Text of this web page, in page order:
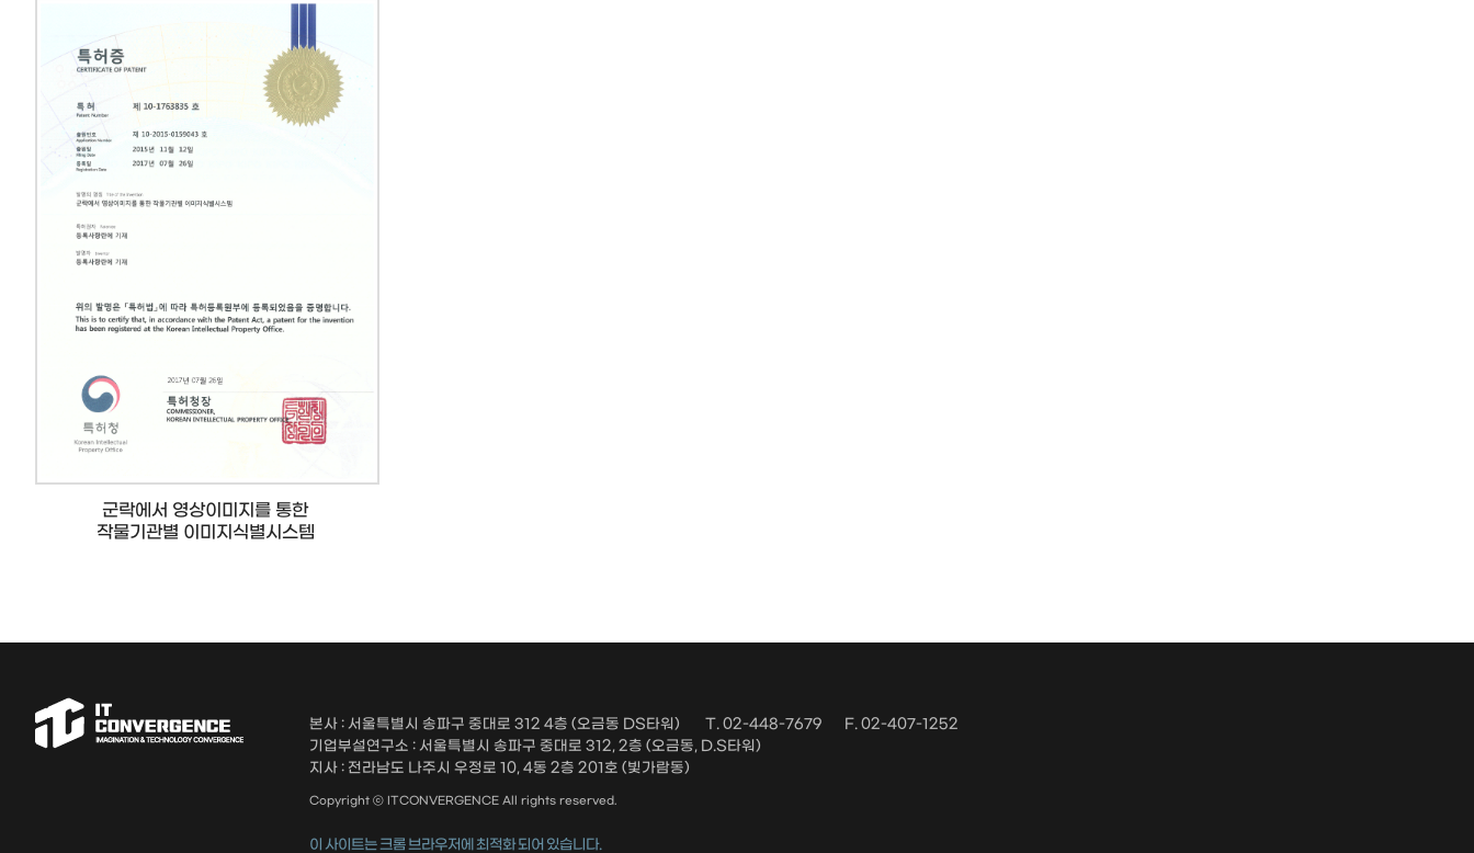
군락에서 영상이미지를 통한
작물기관별 이미지식별시스템
본사 : 서울특별시 송파구 중대로 312 4층 (오금동 DS타워) T. 02-448-7679
F. 02-407-1252
기업부설연구소 : 서울특별시 송파구 중대로 312, 2층 (오금동, D.S타워)
지사 : 전라남도 나주시 우정로 10, 4동 2층 201호 (빛가람동)
Copyright ⓒ ITCONVERGENCE All rights reserved.
이 사이트는 크롬 브라우저에 최적화 되어 있습니다.